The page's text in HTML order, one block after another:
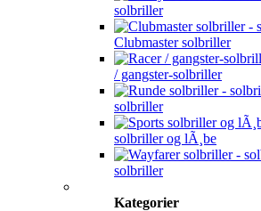
solbriller
Clubmaster solbriller
/ gangster-solbriller
solbriller
solbriller og lÃ¸be
solbriller
Kategorier